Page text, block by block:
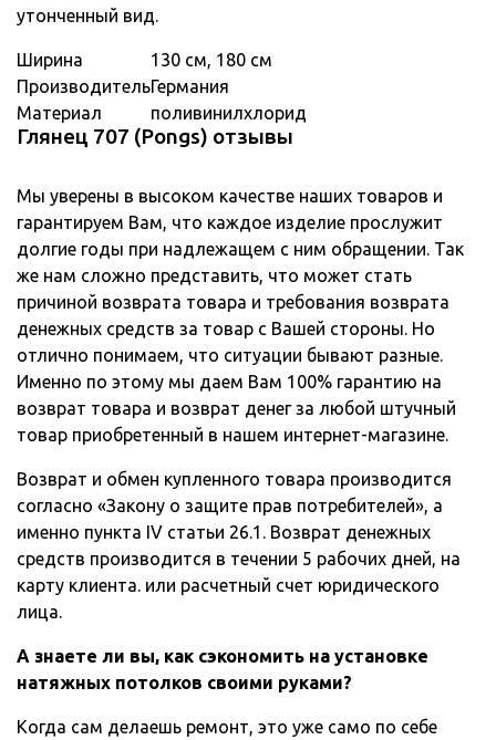
утонченный вид.
Ширина
130 см, 180 см
ПроизводительГермания
Материал
поливинилхлорид
Глянец 707 (Pongs) отзывы
Мы уверены в высоком качестве наших товаров и
гарантируем Вам, что каждое изделие прослужит
долгие годы при надлежащем с ним обращении. Так
же нам сложно представить, что может стать
причиной возврата товара и требования возврата
денежных средств за товар с Вашей стороны. Но
отлично понимаем, что ситуации бывают разные.
Именно по этому мы даем Вам 100% гарантию на
возврат товара и возврат денег за любой штучный
товар приобретенный в нашем интернет-магазине.
Возврат и обмен купленного товара производится
согласно «Закону о защите прав потребителей», а
именно пункта IV статьи 26.1. Возврат денежных
средств производится в течении 5 рабочих дней, на
карту клиента. или расчетный счет юридического
лица.
А знаете ли вы, как сэкономить на установке
натяжных потолков своими руками?
Когда сам делаешь ремонт, это уже само по себе